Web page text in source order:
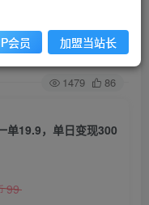
关注 私信
1479 86
单19.9，单日变现300
99
会员 加盟当站长